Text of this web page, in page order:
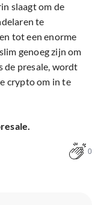
slaagt om de
te
tot een enorme
genoeg zijn om
de presale, wordt
crypto om in te
0